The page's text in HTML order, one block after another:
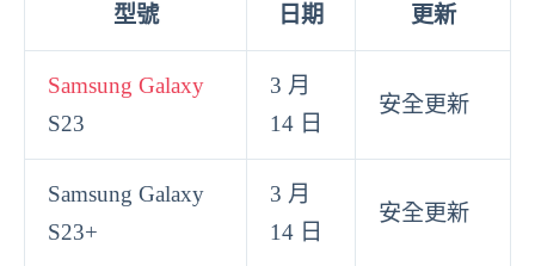
型號 日期 更新
Samsung Galaxy
S23
3 月
14 日
安全更新
Samsung Galaxy
S23+
3 月
14 日
安全更新